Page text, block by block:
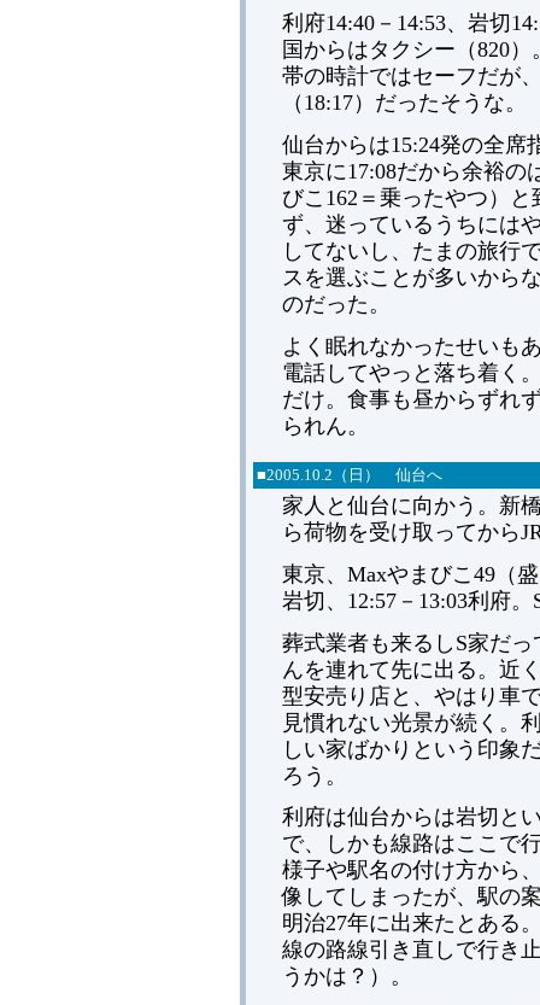
利府14:40－14:53、岩切
国からはタクシー（820
帯の時計ではセーフだが
（18:17）だったそうな。
仙台からは15:24発の全席
東京に17:08だから余裕の
びこ162＝乗ったやつ）
ず、迷っているうちには
してないし、たまの旅行
スを選ぶことが多いから
のだった。
よく眠れなかったせいも
電話してやっと落ち着く
だけ。食事も昼からずれ
られん。
■2005.10.2（日） 仙台へ
家人と仙台に向かう。新
ら荷物を受け取ってから
東京、Maxやまびこ49（
岩切、12:57－13:03利府
葬式業者も来るしS家だ
んを連れて先に出る。近
型安売り店と、やはり車
見慣れない光景が続く。
しい家ばかりという印象
ろう。
利府は仙台からは岩切と
で、しかも線路はここで
様子や駅名の付け方から
像してしまったが、駅の
明治27年に出来たとある
線の路線引き直しで行き
うかは？）。